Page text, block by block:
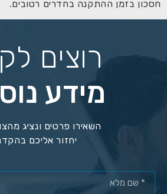
חסכון בזמן ההתקנה בחדרים רטובים.
רוצים
מידע
השאירו פרטים ונציג
יחזור אליכם